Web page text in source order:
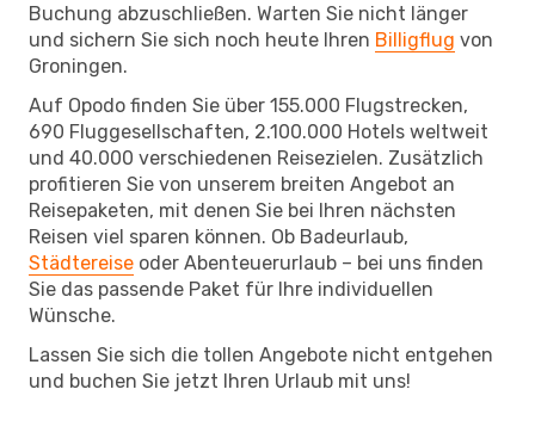
Buchung abzuschließen. Warten Sie nicht länger
und sichern Sie sich noch heute Ihren Billigflug von
Groningen.
Auf Opodo finden Sie über 155.000 Flugstrecken,
690 Fluggesellschaften, 2.100.000 Hotels weltweit
und 40.000 verschiedenen Reisezielen. Zusätzlich
profitieren Sie von unserem breiten Angebot an
Reisepaketen, mit denen Sie bei Ihren nächsten
Reisen viel sparen können. Ob Badeurlaub,
Städtereise oder Abenteuerurlaub – bei uns finden
Sie das passende Paket für Ihre individuellen
Wünsche.
Lassen Sie sich die tollen Angebote nicht entgehen
und buchen Sie jetzt Ihren Urlaub mit uns!